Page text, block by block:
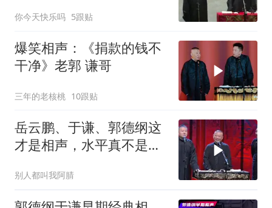
你今天快乐吗 5跟贴
爆笑相声：《捐款的钱不
干净》老郭 谦哥
三年的老核桃 10跟贴
岳云鹏、于谦、郭德纲这
才是相声，水平真不是盖
别人都叫我阿腈